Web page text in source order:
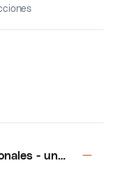
- una cosa o la